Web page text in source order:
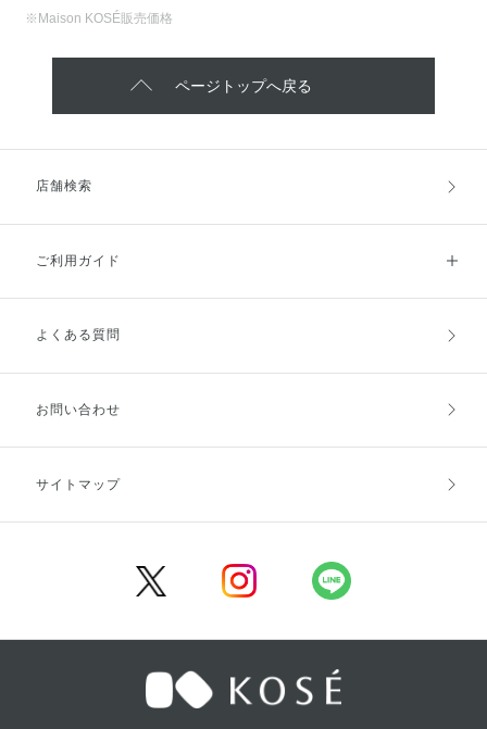
※Maison KOSÉ販売価格
ページトップへ戻る
店舗検索
ご利用ガイド
ご利用ガイドトップ
お支払方法
キャンセル・返品・交換
よくある質問
お問い合わせ
サイトマップ